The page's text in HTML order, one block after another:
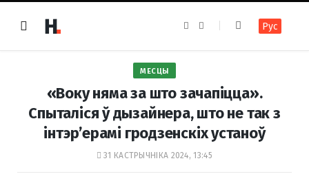
e
k
t
a
m
Рус
МЕСЦЫ
«Воку няма за што зачапіцца».
Спыталіся ў дызайнера, што не так з
інтэр’ерамі гродзенскіх устаноў
31 КАСТРЫЧНІКА 2024, 13:45